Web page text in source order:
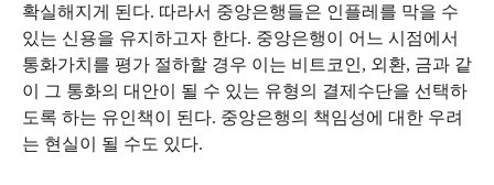
확실해지게 된다. 따라서 중앙은행들은 인플레를 막을 수
있는 신용을 유지하고자 한다. 중앙은행이 어느 시점에서
통화가치를 평가 절하할 경우 이는 비트코인, 외환, 금과 같
이 그 통화의 대안이 될 수 있는 유형의 결제수단을 선택하
도록 하는 유인책이 된다. 중앙은행의 책임성에 대한 우려
는 현실이 될 수도 있다.